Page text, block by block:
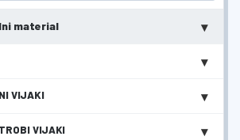
material ▾
▾
VIJAKI ▾
VIJAKI ▾